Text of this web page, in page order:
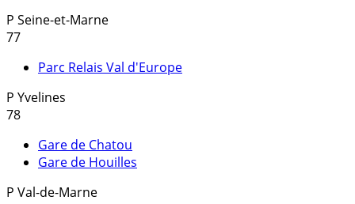
P Seine-et-Marne
77
Parc Relais Val d'Europe
P Yvelines
78
Gare de Chatou
Gare de Houilles
P Val-de-Marne